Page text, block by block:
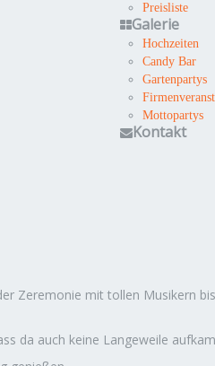
Preisliste
Galerie
Hochzeiten
Candy Bar
Gartenpartys
Mottopartys
Kontakt
Zeremonie mit tollen Musikern
da auch keine Langeweile